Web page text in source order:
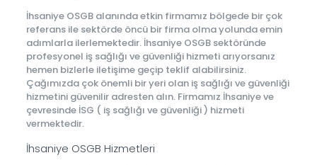
İhsaniye OSGB alanında etkin firmamız bölgede bir çok
referans ile sektörde öncü bir firma olma yolunda emin
adımlarla ilerlemektedir. İhsaniye OSGB sektöründe
profesyonel iş sağlığı ve güvenliği hizmeti arıyorsanız
hemen bizlerle iletişime geçip teklif alabilirsiniz.
Çağımızda çok önemli bir yeri olan iş sağlığı ve güvenliği
hizmetini güvenilir adresten alın. Firmamız İhsaniye ve
çevresinde İSG ( iş sağlığı ve güvenliği ) hizmeti
vermektedir.
İhsaniye OSGB Hizmetleri